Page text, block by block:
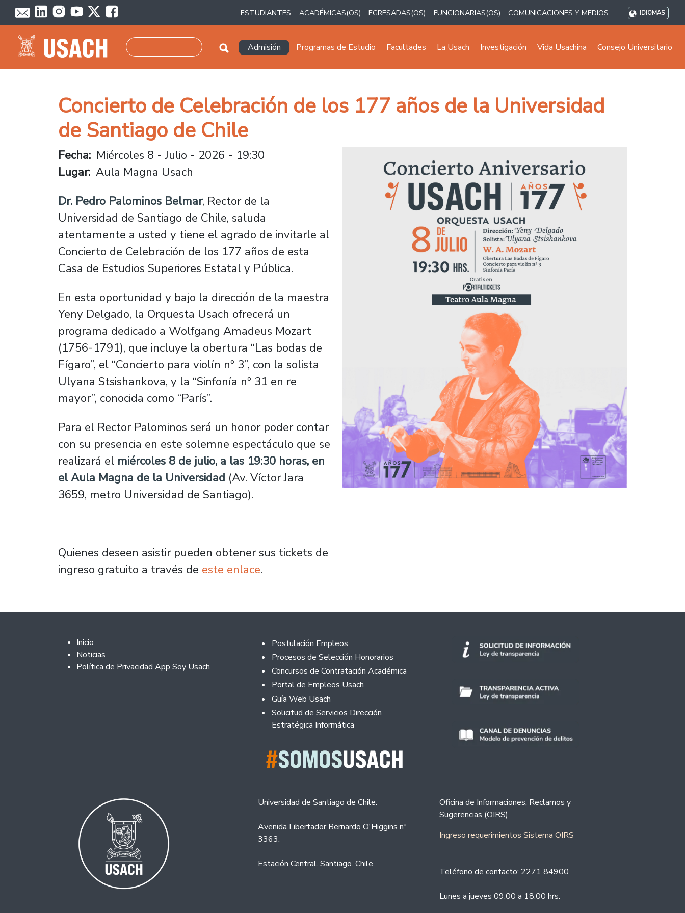
Pasar al contenido principal
ESTUDIANTES ACADÉMICAS(OS) EGRESADAS(OS) FUNCIONARIAS(OS) COMUNICACIONES Y MEDIOS IDIOMAS
Navegación principal
Admisión Programas de Estudio Facultades La Usach Investigación Vida Usachina Consejo Universitario
Concierto de Celebración de los 177 años de la Universidad
de Santiago de Chile
Fecha Miércoles 8 - Julio - 2026 - 19:30
Lugar Aula Magna Usach
Dr. Pedro Palominos Belmar, Rector de la
Universidad de Santiago de Chile, saluda
atentamente a usted y tiene el agrado de invitarle al
Concierto de Celebración de los 177 años de esta
Casa de Estudios Superiores Estatal y Pública.
En esta oportunidad y bajo la dirección de la maestra
Yeny Delgado, la Orquesta Usach ofrecerá un
programa dedicado a Wolfgang Amadeus Mozart
(1756-1791), que incluye la obertura “Las bodas de
Fígaro”, el “Concierto para violín nº 3”, con la solista
Ulyana Stsishankova, y la “Sinfonía nº 31 en re
mayor”, conocida como “París”.
Para el Rector Palominos será un honor poder contar
con su presencia en este solemne espectáculo que se
realizará el miércoles 8 de julio, a las 19:30 horas, en
el Aula Magna de la Universidad (Av. Víctor Jara
3659, metro Universidad de Santiago).
Quienes deseen asistir pueden obtener sus tickets de
ingreso gratuito a través de este enlace.
Footer 2
Inicio
Noticias
Política de Privacidad App Soy Usach
Footer
Postulación Empleos
Procesos de Selección Honorarios
Concursos de Contratación Académica
Portal de Empleos Usach
Guía Web Usach
Solicitud de Servicios Dirección
Estratégica Informática
Universidad de Santiago de Chile.
Avenida Libertador Bernardo O'Higgins nº
3363.
Estación Central. Santiago. Chile.
Oficina de Informaciones, Reclamos y
Sugerencias (OIRS)
Ingreso requerimientos Sistema OIRS
Teléfono de contacto: 2271 84900
Lunes a jueves 09:00 a 18:00 hrs.